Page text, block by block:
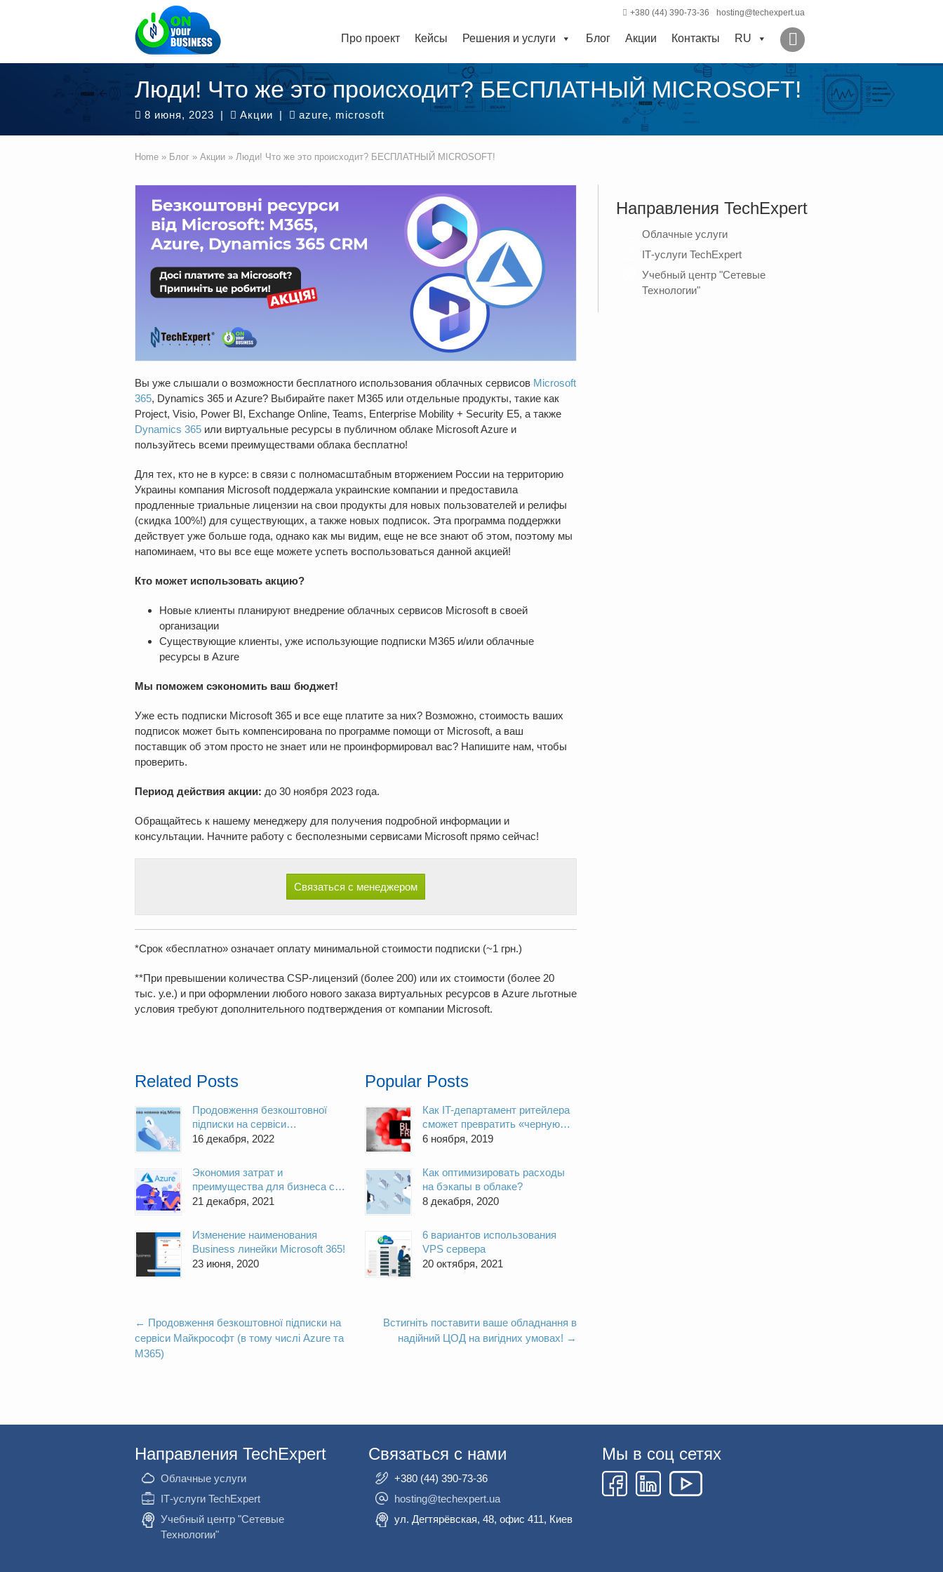
+380 (44) 390-73-36 hosting@techexpert.ua
Про проект Кейсы Решения и услуги Блог Акции Контакты RU
Люди! Что же это происходит? БЕСПЛАТНЫЙ MICROSOFT!
8 июня, 2023 | Акции | azure, microsoft
Home » Блог » Акции » Люди! Что же это происходит? БЕСПЛАТНЫЙ MICROSOFT!
Вы уже слышали о возможности бесплатного использования облачных сервисов Microsoft
365, Dynamics 365 и Azure? Выбирайте пакет М365 или отдельные продукты, такие как
Project, Visio, Power BI, Exchange Online, Teams, Enterprise Mobility + Security E5, а также
Dynamics 365 или виртуальные ресурсы в публичном облаке Microsoft Azure и
пользуйтесь всеми преимуществами облака бесплатно!
Для тех, кто не в курсе: в связи с полномасштабным вторжением России на территорию
Украины компания Microsoft поддержала украинские компании и предоставила
продленные триальные лицензии на свои продукты для новых пользователей и релифы
(скидка 100%!) для существующих, а также новых подписок. Эта программа поддержки
действует уже больше года, однако как мы видим, еще не все знают об этом, поэтому мы
напоминаем, что вы все еще можете успеть воспользоваться данной акцией!
Кто может использовать акцию?
Новые клиенты планируют внедрение облачных сервисов Microsoft в своей
организации
Существующие клиенты, уже использующие подписки М365 и/или облачные
ресурсы в Azure
Мы поможем сэкономить ваш бюджет!
Уже есть подписки Microsoft 365 и все еще платите за них? Возможно, стоимость ваших
подписок может быть компенсирована по программе помощи от Microsoft, а ваш
поставщик об этом просто не знает или не проинформировал вас? Напишите нам, чтобы
проверить.
Период действия акции: до 30 ноября 2023 года.
Обращайтесь к нашему менеджеру для получения подробной информации и
консультации. Начните работу с бесполезными сервисами Microsoft прямо сейчас!
Связаться с менеджером
*Срок «бесплатно» означает оплату минимальной стоимости подписки (~1 грн.)
**При превышении количества CSP-лицензий (более 200) или их стоимости (более 20
тыс. у.е.) и при оформлении любого нового заказа виртуальных ресурсов в Azure льготные
условия требуют дополнительного подтверждения от компании Microsoft.
Related Posts
Продовження безкоштовної
підписки на сервіси
Майкрософт (в тому числі
16 декабря, 2022
Экономия затрат и
преимущества для бизнеса с
Azure Infrastructure-As-AService
21 декабря, 2021
Изменение наименования
Business линейки Microsoft 365!
23 июня, 2020
Popular Posts
Как IT-департамент ритейлера
сможет превратить «черную
пятницу» в светлый день
6 ноября, 2019
Как оптимизировать расходы
на бэкапы в облаке?
8 декабря, 2020
6 вариантов использования
VPS сервера
20 октября, 2021
← Продовження безкоштовної підписки на
сервіси Майкрософт (в тому числі Azure та
М365)
Встигніть поставити ваше обладнання в
надійний ЦОД на вигідних умовах! →
Направления TechExpert
Облачные услуги
ІТ-услуги TechExpert
Учебный центр "Сетевые
Технологии"
Направления TechExpert
Облачные услуги
ІТ-услуги TechExpert
Учебный центр "Сетевые
Технологии"
Связаться с нами
+380 (44) 390-73-36
hosting@techexpert.ua
ул. Дегтярёвская, 48, офис 411, Киев
Мы в соц сетях